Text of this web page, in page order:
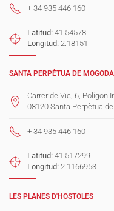
+ 34 935 446 160
Latitud: 41.54578
Longitud: 2.18151
SANTA PERPÈTUA DE
Carrer de Vic, 6, Polígon
08120 Santa Perpètua
+ 34 935 446 160
Latitud: 41.517299
Longitud: 2.1166953
LES PLANES D'HOSTOLES